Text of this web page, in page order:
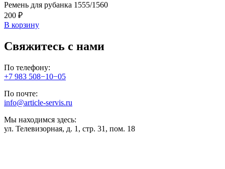
Ремень для рубанка 1555/1560
200 ₽
В корзину
Свяжитесь с нами
По телефону:
+7 983 508−10−05
По почте:
info@article-servis.ru
Мы находимся здесь:
ул. Телевизорная, д. 1, стр. 31, пом. 18